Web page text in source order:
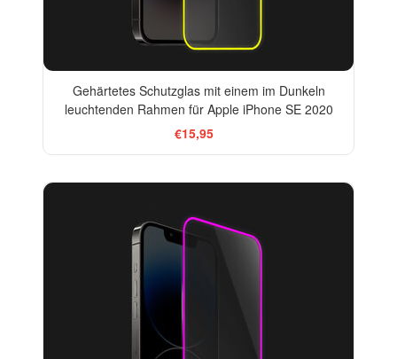
Gehärtetes Schutzglas mit einem im Dunkeln
leuchtenden Rahmen für Apple iPhone SE 2020
€15,95